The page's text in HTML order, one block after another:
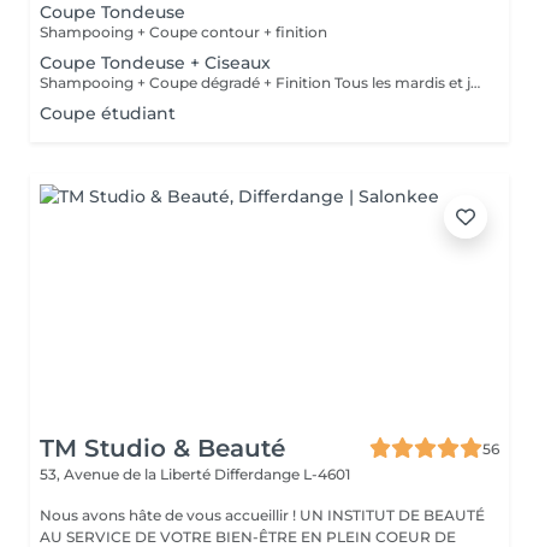
Coupe Tondeuse
Shampooing + Coupe contour + finition
Coupe Tondeuse + Ciseaux
Shampooing + Coupe dégradé + Finition Tous les mardis et jeudis : Reduction 20% Pour les Etudiants
Coupe étudiant
TM Studio & Beauté
56
53, Avenue de la Liberté Differdange L-4601
Nous avons hâte de vous accueillir ! UN INSTITUT DE BEAUTÉ
AU SERVICE DE VOTRE BIEN-ÊTRE EN PLEIN COEUR DE